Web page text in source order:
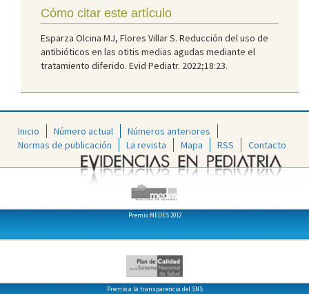
Cómo citar este artículo
Esparza Olcina MJ, Flores Villar S. Reducción del uso de
antibióticos en las otitis medias agudas mediante el
tratamiento diferido. Evid Pediatr. 2022;18:23.
Inicio Número actual
Números anteriores
Normas de publicación
La revista Mapa RSS Contacto
Premio MEDES 2012
Premio a la transparencia del SNS